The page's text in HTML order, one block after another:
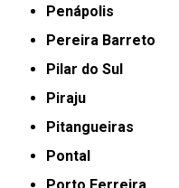
Penápolis
Pereira Barreto
Pilar do Sul
Piraju
Pitangueiras
Pontal
Porto Ferreira